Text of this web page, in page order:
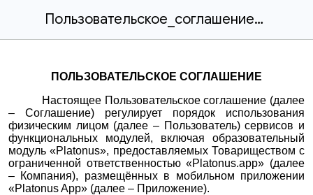
Пользовательское_соглашение_Платонусапп.docx
ПОЛЬЗОВАТЕЛЬСКОЕ СОГЛАШЕНИЕ
Настоящее Пользовательское соглашение (далее
– Соглашение) регулирует порядок использования
физическим лицом (далее – Пользователь) сервисов и
функциональных модулей, включая образовательный
модуль «Platonus», предоставляемых Товариществом с
ограниченной ответственностью «Platonus.app» (далее
– Компания), размещённых в мобильном приложении
«Platonus App» (далее – Приложение).